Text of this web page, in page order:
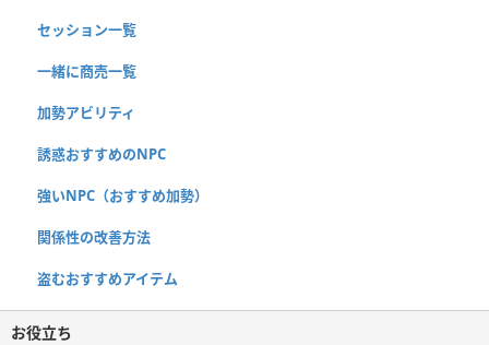
セッション一覧
一緒に商売一覧
加勢アビリティ
誘惑おすすめのNPC
強いNPC（おすすめ加勢）
関係性の改善方法
盗むおすすめアイテム
お役立ち